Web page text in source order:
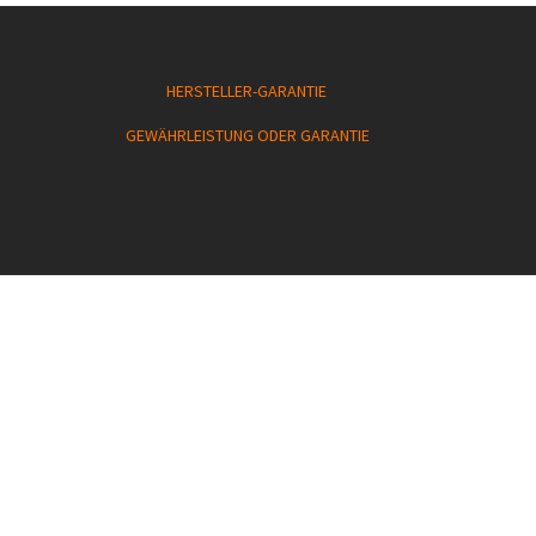
HERSTELLER-GARANTIE
GEWÄHRLEISTUNG ODER GARANTIE